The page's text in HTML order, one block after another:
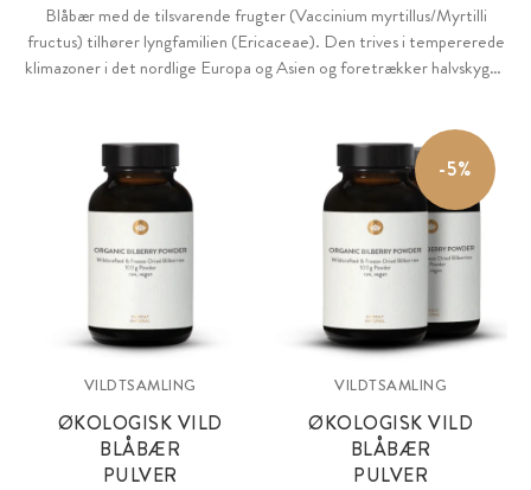
Blåbær med de tilsvarende frugter (Vaccinium myrtillus/Myrtilli
fructus) tilhører lyngfamilien (Ericaceae). Den trives i tempererede
klimazoner i det nordlige Europa og Asien og foretrækker halvskygge
VILDTSAMLING
ØKOLOGISK VILD
BLÅBÆR
PULVER
-5%
VILDTSAMLING
ØKOLOGISK VILD
BLÅBÆR
PULVER